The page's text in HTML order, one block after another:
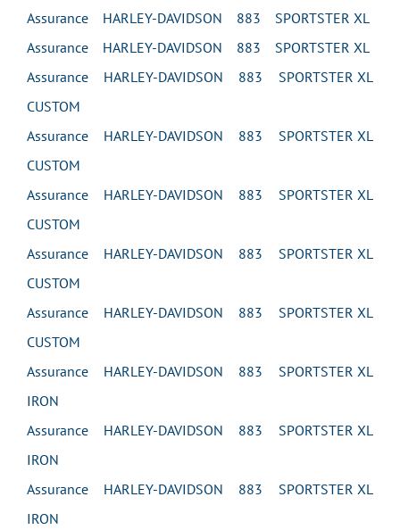
Assurance HARLEY-DAVIDSON 883 SPORTSTER XL
Assurance HARLEY-DAVIDSON 883 SPORTSTER XL
Assurance HARLEY-DAVIDSON 883 SPORTSTER XL
CUSTOM
Assurance HARLEY-DAVIDSON 883 SPORTSTER XL
CUSTOM
Assurance HARLEY-DAVIDSON 883 SPORTSTER XL
CUSTOM
Assurance HARLEY-DAVIDSON 883 SPORTSTER XL
CUSTOM
Assurance HARLEY-DAVIDSON 883 SPORTSTER XL
CUSTOM
Assurance HARLEY-DAVIDSON 883 SPORTSTER XL
IRON
Assurance HARLEY-DAVIDSON 883 SPORTSTER XL
IRON
Assurance HARLEY-DAVIDSON 883 SPORTSTER XL
IRON